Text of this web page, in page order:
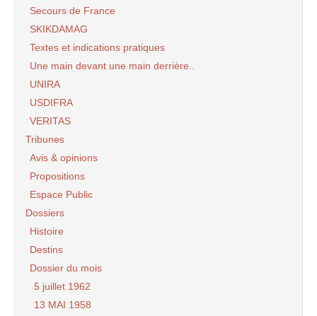
Secours de France
SKIKDAMAG
Textes et indications pratiques
Une main devant une main derrière..
UNIRA
USDIFRA
VERITAS
Tribunes
Avis & opinions
Propositions
Espace Public
Dossiers
Histoire
Destins
Dossier du mois
5 juillet 1962
13 MAI 1958